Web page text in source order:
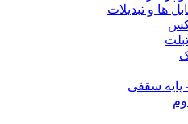
ها و تبدیلات
پایه سقفی